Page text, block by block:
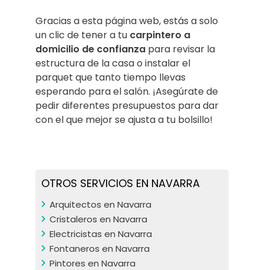
Gracias a esta página web, estás a solo
un clic de tener a tu carpintero a
domicilio de confianza para revisar la
estructura de la casa o instalar el
parquet que tanto tiempo llevas
esperando para el salón. ¡Asegúrate de
pedir diferentes presupuestos para dar
con el que mejor se ajusta a tu bolsillo!
OTROS SERVICIOS EN NAVARRA
Arquitectos en Navarra
Cristaleros en Navarra
Electricistas en Navarra
Fontaneros en Navarra
Pintores en Navarra